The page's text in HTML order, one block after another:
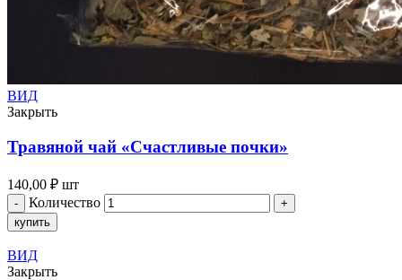
ВИД
Закрыть
Травяной чай «Счастливые почки»
140,00 ₽ шт
Количество
купить
ВИД
Закрыть